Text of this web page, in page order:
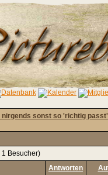
nirgends sonst so 'richtig passt'
1 Besucher)
Antworten